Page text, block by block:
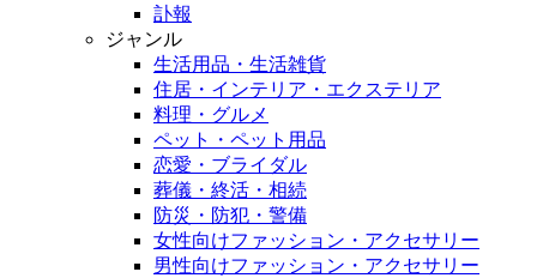
訃報
ジャンル
生活用品・生活雑貨
住居・インテリア・エクステリア
料理・グルメ
ペット・ペット用品
恋愛・ブライダル
葬儀・終活・相続
防災・防犯・警備
女性向けファッション・アクセサリー
男性向けファッション・アクセサリー